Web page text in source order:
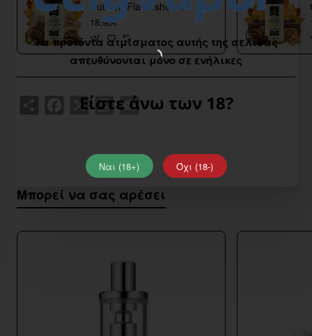
Τα προϊόντα ατμίσματος αυτής της σελίδας
απευθύνονται μόνο σε ενήλικες
Είστε άνω των 18?
Ναι (18+) Όχι (18-)
Culmen Flavorshot
40/120ml
18,90€
Facebook
X WhatsApp
Email
Μπορεί να σας αρέσει